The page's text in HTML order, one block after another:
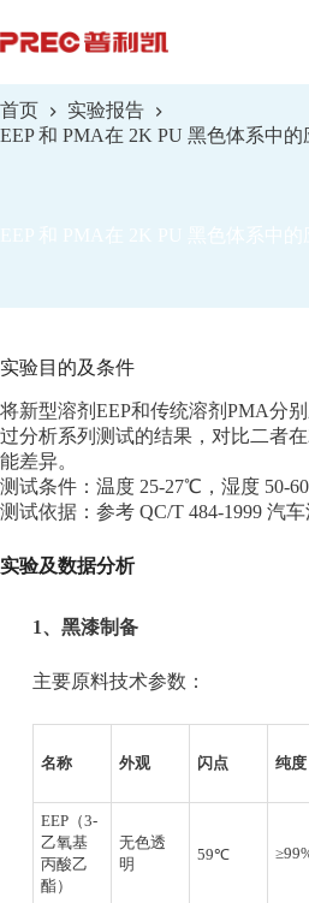
至
首页
实验报告
EEP 和 PMA在 2K PU 黑色体系中
实验目的及条件
将新型溶剂EEP和传统溶剂PMA分
过分析系列测试的结果，对比二者
能差异。
测试条件：温度 25-27℃，湿度 50-
测试依据：参考 QC/T 484-1999 汽车
实验及数据分析
1、 黑漆制备
主要原料技术参数：
名称 外观 闪点 纯度
EEP（3-
乙氧基
丙酸乙
酯）
无色透
明
59℃